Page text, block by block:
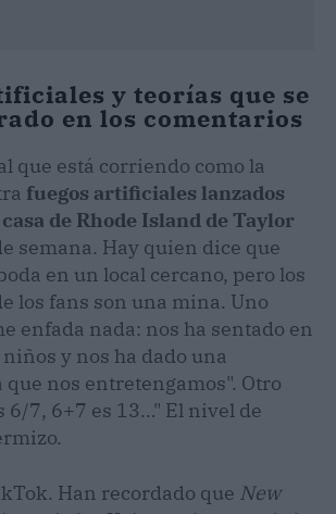
y teorías que se
en los comentarios
que está corriendo como la
fuegos artificiales lanzados
de Rhode Island de Taylor
semana. Hay quien dice que
en un local cercano, pero los
los fans son una mina. Uno
enfada nada: nos ha sentado en
y nos ha dado una
nos entretengamos". Otro
6/7, 6+7 es 13…" El nivel de
Han recordado que New